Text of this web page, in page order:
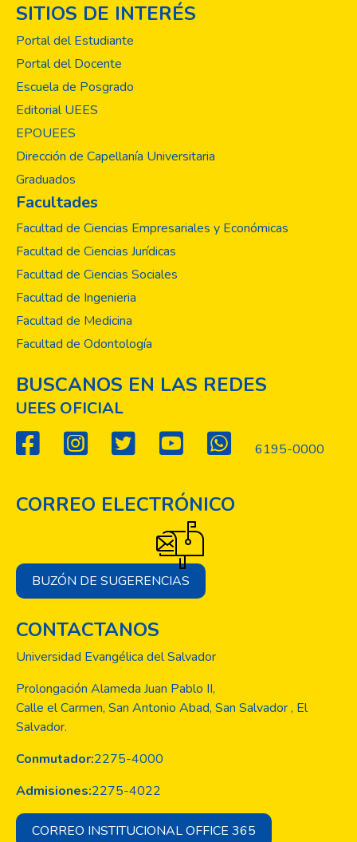
SITIOS DE INTERÉS
Portal del Estudiante
Portal del Docente
Escuela de Posgrado
Editorial UEES
EPOUEES
Dirección de Capellanía Universitaria
Graduados
Facultades
Facultad de Ciencias Empresariales y Económicas
Facultad de Ciencias Jurídicas
Facultad de Ciencias Sociales
Facultad de Ingenieria
Facultad de Medicina
Facultad de Odontología
BUSCANOS EN LAS REDES
UEES OFICIAL
6195-0000
CORREO ELECTRÓNICO
BUZÓN DE SUGERENCIAS
CONTACTANOS
Universidad Evangélica del Salvador
Prolongación Alameda Juan Pablo II,
Calle el Carmen, San Antonio Abad, San Salvador , El
Salvador.
Conmutador:2275-4000
Admisiones:2275-4022
CORREO INSTITUCIONAL OFFICE 365